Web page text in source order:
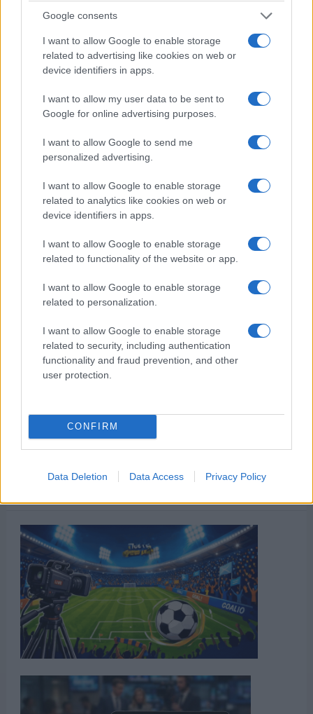
Google consents
I want to allow Google to enable storage
related to advertising like cookies on web or
device identifiers in apps.
I want to allow my user data to be sent to
Google for online advertising purposes.
I want to allow Google to send me
personalized advertising.
I want to allow Google to enable storage
related to analytics like cookies on web or
device identifiers in apps.
I want to allow Google to enable storage
related to functionality of the website or app.
I want to allow Google to enable storage
related to personalization.
I want to allow Google to enable storage
related to security, including authentication
functionality and fraud prevention, and other
user protection.
CONFIRM
Data Deletion Data Access Privacy Policy
ΑΙΧΜΕΣ: Και άλλες αποχωρήσεις και
άλλες συμφωνίες
Το Καλοκαίρι αυτό στα ΜΜΕ θυμίζει αίθουσα αφίξεων και
αναχωρήσεων αεροδρομίου. Άλλοι γνωρίζουν τον προορισμό
τους και άλλοι αλλάζουν πορεία, ενώ έχουν ξεκινήσει για
άλλου καταλήγουν σε άλλο σημείο. Η κινητικότητα είναι
δεν είναι ορατοί προς το παρόν. Λέγεται πως ο Ιβάν Σαββίδης
τα βρήκε με την κυβέρνηση, […]